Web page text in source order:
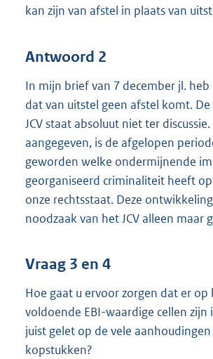
kan zijn van afstel in plaats van
Antwoord 2
In mijn brief van 7 december jl. heb
dat van uitstel geen afstel komt.
JCV staat absoluut niet ter
aangegeven, is de afgelopen
geworden welke ondermijnende
georganiseerd criminaliteit heeft
onze rechtsstaat. Deze
noodzaak van het JCV alleen maar
Vraag 3 en 4
Hoe gaat u ervoor zorgen dat er
voldoende EBI-waardige cellen zijn
juist gelet op de vele
kopstukken?